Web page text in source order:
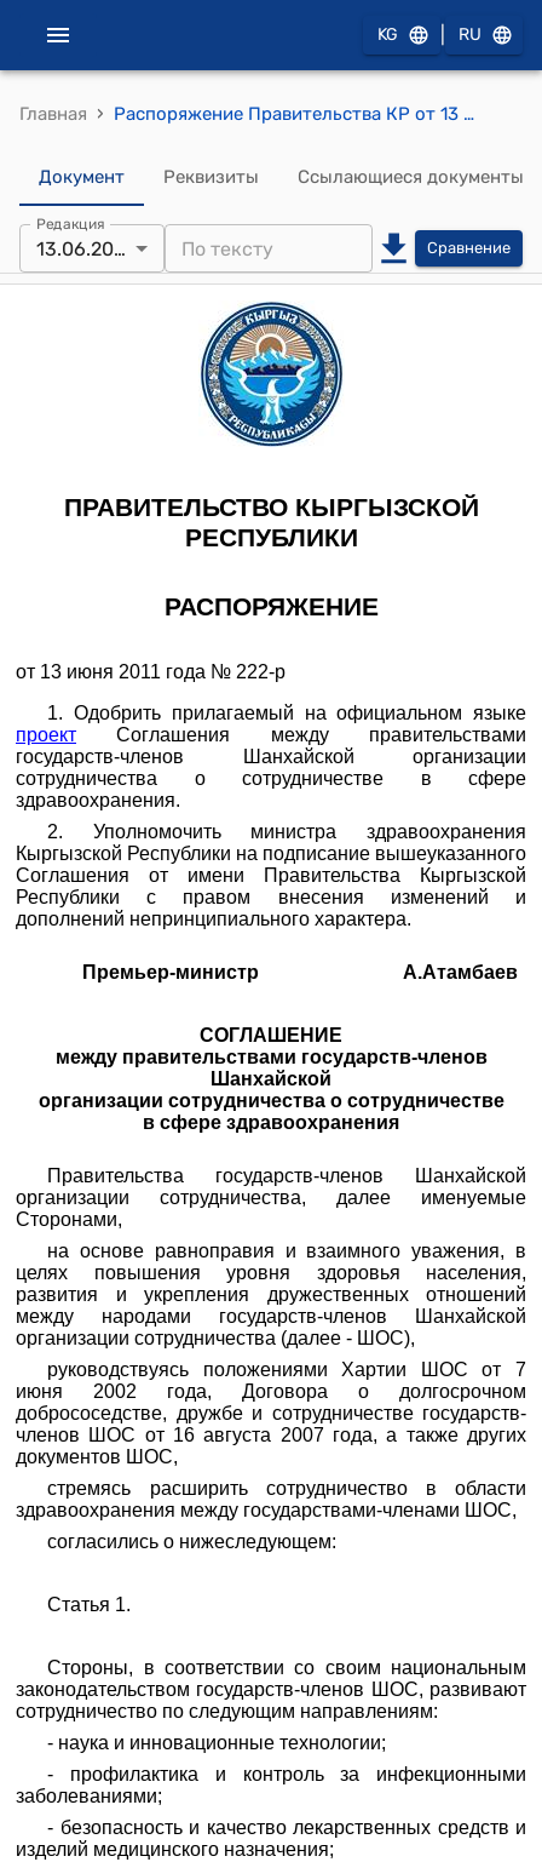
KG RU
Главная › Распоряжение Правительства КР от 13 июня 2011 года № 222-р (Об одобрении проекта Соглашения между правительствами государств-членов Шанхайской организации сотрудничества о сотрудничестве в сфере здравоохранения)
Документ Реквизиты Ссылающиеся документы
Редакция
13.06.2011 Сравнение